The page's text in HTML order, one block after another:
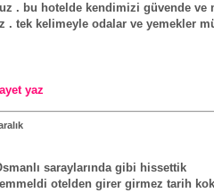
. bu hotelde kendimizi güvende ve
. tek kelimeyle odalar ve yemekler
yaz
saraylarında gibi hissettik
otelden girer girmez tarih